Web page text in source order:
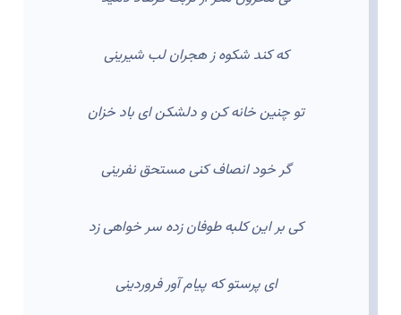
که کند شکوه ز هجران لب شیرینی
تو چنین خانه کن و دلشکن ای باد خزان
گر خود انصاف کنی مستحق نفرینی
کی بر این کلبه طوفان زده سر خواهی زد
ای پرستو که پیام آور فروردینی